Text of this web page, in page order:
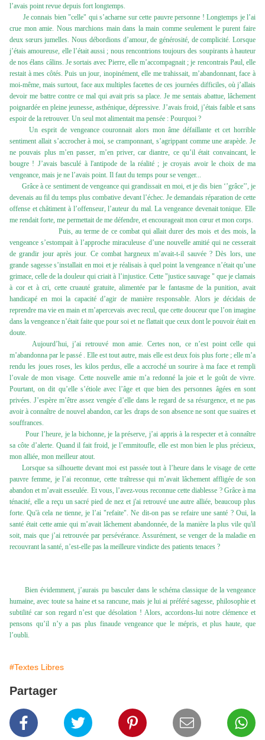
l’avais point revue depuis fort longtemps.
Je connais bien "celle" qui s’acharne sur cette pauvre personne ! Longtemps je l’ai
crue mon amie. Nous marchions main dans la main comme seulement le purent faire
deux sœurs jumelles. Nous débordions d’amour, de générosité, de complicité. Lorsque
j’étais amoureuse, elle l’était aussi ; nous rencontrions toujours des soupirants à hauteur
de nos élans câlins. Je sortais avec Pierre, elle m’accompagnait ; je rencontrais Paul, elle
restait à mes côtés. Puis un jour, inopinément, elle me trahissait, m’abandonnant, face à
moi-même, mais surtout, face aux multiples facettes de ces journées difficiles, où j’allais
devoir me battre contre ce mal qui avait pris sa place. Je me sentais abattue, lâchement
poignardée en pleine jeunesse, asthénique, dépressive. J’avais froid, j’étais faible et sans
espoir de la retrouver. Un seul mot alimentait ma pensée : Pourquoi ?
Un esprit de vengeance couronnait alors mon âme défaillante et cet horrible
sentiment allait s’accrocher à moi, se cramponnant, s’agrippant comme une arapède. Je
ne pouvais plus m’en passer, m’en priver, car diantre, ce qu’il était convaincant, le
bougre ! J’avais basculé à l'antipode de la réalité ; je croyais avoir le choix de ma
vengeance, mais je ne l’avais point. Il faut du temps pour se venger...
Grâce à ce sentiment de vengeance qui grandissait en moi, et je dis bien ‘’grâce’’, je
devenais au fil du temps plus combative devant l’échec. Je demandais réparation de cette
offense et châtiment à l’offenseur, l’auteur du mal. La vengeance devenait tonique. Elle
me rendait forte, me permettait de me défendre, et encourageait mon cœur et mon corps.
Puis, au terme de ce combat qui allait durer des mois et des mois, la
vengeance s’estompait à l’approche miraculeuse d’une nouvelle amitié qui ne cesserait
de grandir jour après jour. Ce combat hargneux m’avait-t-il sauvée ? Dès lors, une
grande sagesse s’installait en moi et je réalisais à quel point la vengeance n’était qu’une
grimace, celle de la douleur qui criait à l’injustice. Cette "justice sauvage " que je clamais
à cor et à cri, cette cruauté gratuite, alimentée par le fantasme de la punition, avait
handicapé en moi la capacité d’agir de manière responsable. Alors je décidais de
reprendre ma vie en main et m’apercevais avec recul, que cette douceur que l’on imagine
dans la vengeance n’était faite que pour soi et ne flattait que ceux dont le pouvoir était en
doute.
Aujourd’hui, j’ai retrouvé mon amie. Certes non, ce n’est point celle qui
m’abandonna par le passé . Elle est tout autre, mais elle est deux fois plus forte ; elle m’a
rendu les joues roses, les kilos perdus, elle a accroché un sourire à ma face et rempli
l’ovale de mon visage. Cette nouvelle amie m’a redonné la joie et le goût de vivre.
Pourtant, on dit qu’elle s’étiole avec l’âge et que bien des personnes âgées en sont
privées. J’espère m’être assez vengée d’elle dans le regard de sa résurgence, et ne pas
avoir à connaître de nouvel abandon, car les draps de son absence ne sont que suaires et
souffrances.
Pour l’heure, je la bichonne, je la préserve, j’ai appris à la respecter et à connaître
sa côte d’alerte. Quand il fait froid, je l’emmitoufle, elle est mon bien le plus précieux,
mon alliée, mon meilleur atout.
Lorsque sa silhouette devant moi est passée tout à l’heure dans le visage de cette
pauvre femme, je l’ai reconnue, cette traîtresse qui m’avait lâchement affligée de son
abandon et m’avait esseulée. Et vous, l’avez-vous reconnue cette diablesse ? Grâce à ma
ténacité, elle a reçu un sacré pied de nez et j'ai retrouvé une autre alliée, beaucoup plus
forte. Qu'à cela ne tienne, je l’ai "refaite". Ne dit-on pas se refaire une santé ? Oui, la
santé était cette amie qui m’avait lâchement abandonnée, de la manière la plus vile qu'il
soit, mais que j’ai retrouvée par persévérance. Assurément, se venger de la maladie en
recouvrant la santé, n’est-elle pas la meilleure vindicte des patients tenaces ?
Bien évidemment, j’aurais pu basculer dans le schéma classique de la vengeance
humaine, avec toute sa haine et sa rancune, mais je lui ai préféré sagesse, philosophie et
subtilité car son regard n’est que désolation ! Alors, accordons-lui notre clémence et
pensons qu’il n’y a pas plus finaude vengeance que le mépris, et plus haute, que
l’oubli.
#Textes Libres
Partager